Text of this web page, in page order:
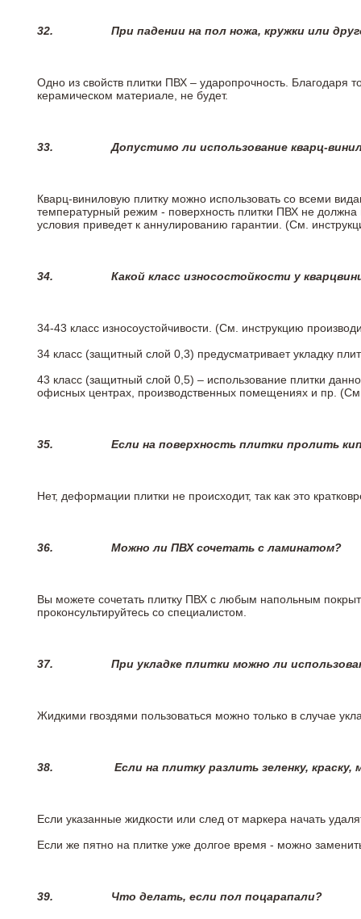
32. При падении на пол ножа, кружки или
Одно из свойств плитки ПВХ – ударопрочность. Благодаря
керамическом материале, не будет.
33.Допустимо ли использование кварц-
Кварц-виниловую плитку можно использовать со всеми
температурный режим - поверхность плитки ПВХ не
условия приведет к аннулированию гарантии. (См.
34. Какой класс износостойкости у
34-43 класс износоустойчивости. (См. инструкцию
34 класс (защитный слой 0,3) предусматривает укладку
43 класс (защитный слой 0,5) – использование плитки
офисных центрах, производственных помещениях и пр.
35. Если на поверхность плитки пролить
Нет, деформации плитки не происходит, так как это
36. Можно ли ПВХ сочетать с ламинатом?
Вы можете сочетать плитку ПВХ с любым напольным
проконсультируйтесь со специалистом.
37. При укладке плитки можно ли
Жидкими гвоздями пользоваться можно только в случае
38. Если на плитку разлить зеленку,
Если указанные жидкости или след от маркера начать
Если же пятно на плитке уже долгое время - можно
39. Что делать, если пол поцарапали?